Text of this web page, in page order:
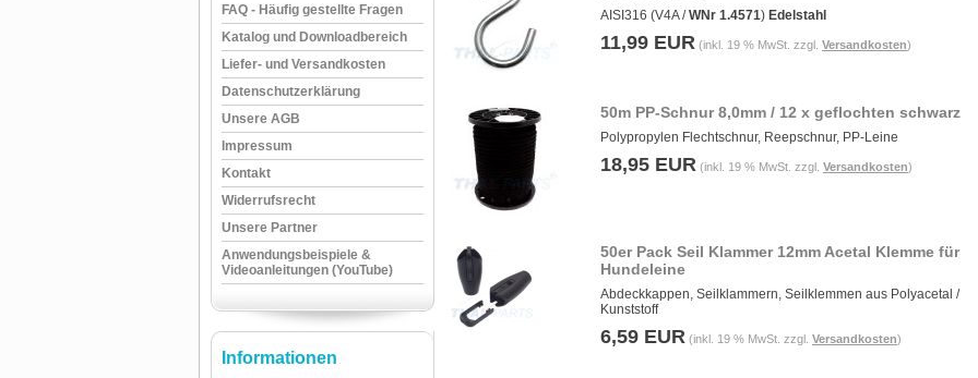
FAQ - Häufig gestellte Fragen
Katalog und Downloadbereich
Liefer- und Versandkosten
Datenschutzerklärung
Unsere AGB
Impressum
Kontakt
Widerrufsrecht
Unsere Partner
Anwendungsbeispiele &
Videoanleitungen (YouTube)
Informationen
AISI316 (V4A /WNr 1.4571) Edelstahl
11,99 EUR (inkl. 19 % MwSt. zzgl. Versandkosten)
50m PP-Schnur 8,0mm / 12 x geflochten schwarz
Polypropylen Flechtschnur, Reepschnur, PP-Leine
18,95 EUR (inkl. 19 % MwSt. zzgl. Versandkosten)
50er Pack Seil Klammer 12mm Acetal Klemme für
Hundeleine
Abdeckkappen, Seilklammern, Seilklemmen aus Polyacetal /
Kunststoff
6,59 EUR (inkl. 19 % MwSt. zzgl. Versandkosten)